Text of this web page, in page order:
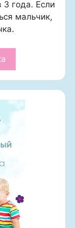
года. Если
мальчик,